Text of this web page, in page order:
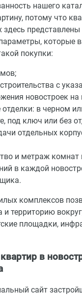
нашего
потому что
здесь
которые
покупки:
с
новостроек на
отделки: в черном
под ключ или без
отдельных
и метраж
в каждой
комплексов
и территорию
площадки,
в
сайт